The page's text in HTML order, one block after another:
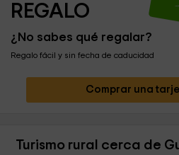
REGALO
¿No sabes qué regalar?
Regalo fácil y sin fecha de caducidad
Comprar una
Turismo rural cerca de